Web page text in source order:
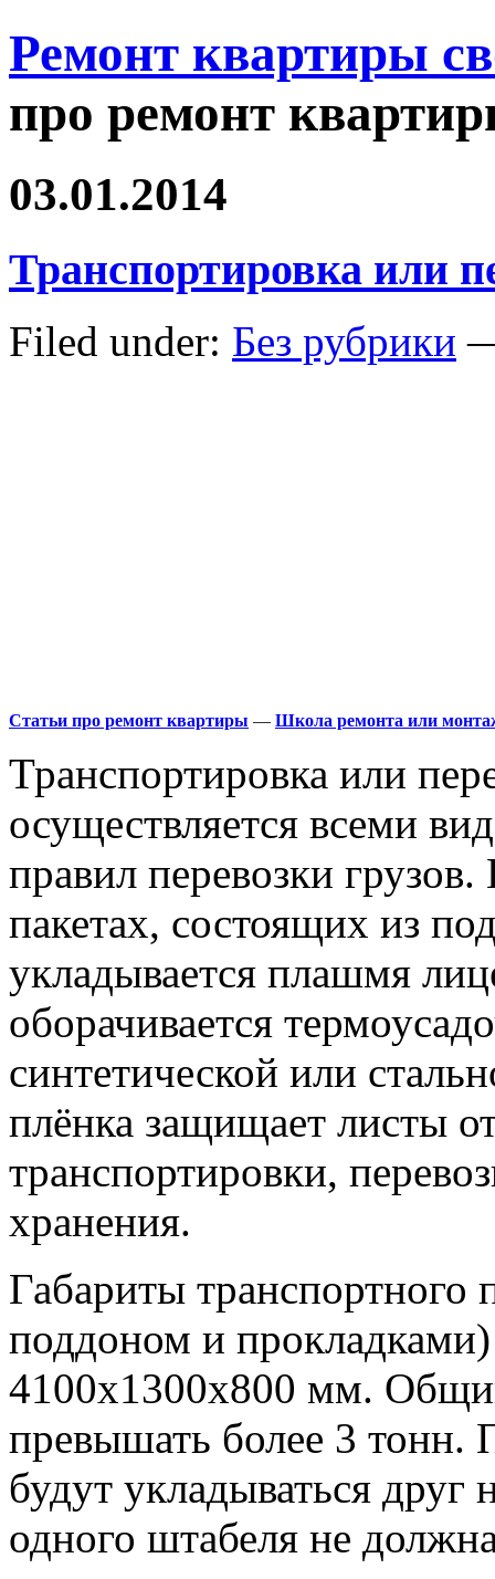
Ремонт квартиры
про ремонт
03.01.2014
Транспортировка или
Filed under: Без рубрики
Статьи про ремонт квартиры — Школа ремонта или
Транспортировка или
осуществляется всеми
правил перевозки
пакетах, состоящих из
укладывается плашмя
оборачивается
синтетической или
плёнка защищает листы
транспортировки,
хранения.
Габариты транспортного
поддоном и
4100х1300х800 мм.
превышать более 3 тонн.
будут укладываться друг
одного штабеля не